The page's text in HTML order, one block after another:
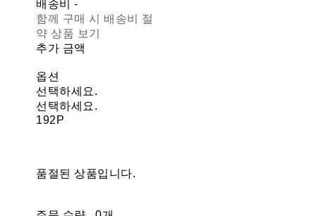
배송비-
함께 구매 시 배송비 절
약 상품 보기
추가 금액
옵션
선택하세요.
선택하세요.
192P
품절된 상품입니다.